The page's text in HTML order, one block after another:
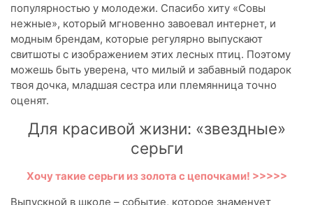
популярностью у молодежи. Спасибо хиту «Совы
нежные», который мгновенно завоевал интернет, и
модным брендам, которые регулярно выпускают
свитшоты с изображением этих лесных птиц. Поэтому
можешь быть уверена, что милый и забавный подарок
твоя дочка, младшая сестра или племянница точно
оценят.
Для красивой жизни: «звездные»
серьги
Хочу такие серьги из золота с цепочками! >>>>>
Выпускной в школе – событие, которое знаменует